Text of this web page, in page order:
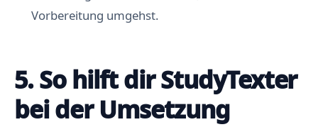
Vorbereitung umgehst.
5. So hilft dir StudyTexter
bei der Umsetzung